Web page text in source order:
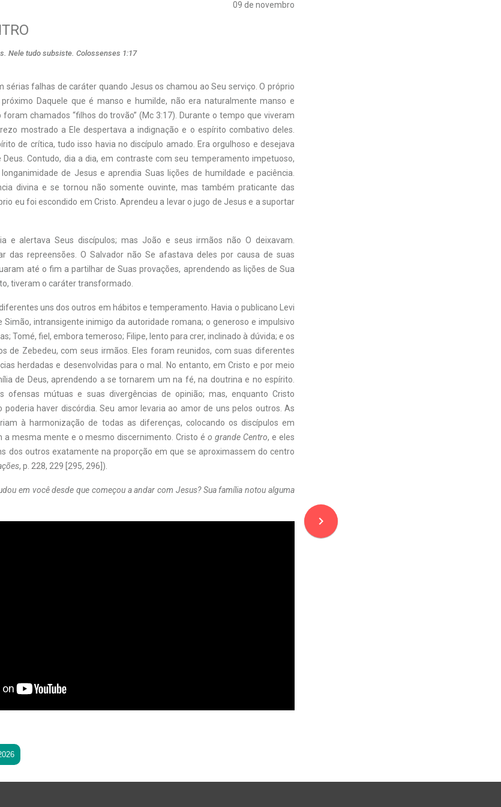
09 de novembro
Nele tudo subsiste. Colossenses 1:17
sérias falhas de caráter quando Jesus os chamou ao Seu serviço. O próprio
Daquele que é manso e humilde, não era naturalmente manso e
chamados “filhos do trovão” (Mc 3:17). Durante o tempo que viveram
mostrado a Ele despertava a indignação e o espírito combativo deles.
de crítica, tudo isso havia no discípulo amado. Era orgulhoso e desejava
Contudo, dia a dia, em contraste com seu temperamento impetuoso,
de Jesus e aprendia Suas lições de humildade e paciência.
divina e se tornou não somente ouvinte, mas também praticante das
eu foi escondido em Cristo. Aprendeu a levar o jugo de Jesus e a suportar
e alertava Seus discípulos; mas João e seus irmãos não O deixavam.
das repreensões. O Salvador não Se afastava deles por causa de suas
até o fim a partilhar de Suas provações, aprendendo as lições de Sua
tiveram o caráter transformado.
uns dos outros em hábitos e temperamento. Havia o publicano Levi
Simão, intransigente inimigo da autoridade romana; o generoso e impulsivo
Tomé, fiel, embora temeroso; Filipe, lento para crer, inclinado à dúvida; e os
de Zebedeu, com seus irmãos. Eles foram reunidos, com suas diferentes
herdadas e desenvolvidas para o mal. No entanto, em Cristo e por meio
de Deus, aprendendo a se tornarem um na fé, na doutrina e no espírito.
ofensas mútuas e suas divergências de opinião; mas, enquanto Cristo
poderia haver discórdia. Seu amor levaria ao amor de uns pelos outros. As
à harmonização de todas as diferenças, colocando os discípulos em
a mesma mente e o mesmo discernimento. Cristo éo grande Centro, e eles
dos outros exatamente na proporção em que se aproximassem do centro
, p. 228, 229 [295, 296]).
em você desde que começou a andar com Jesus? Sua família notou alguma
navigate_next